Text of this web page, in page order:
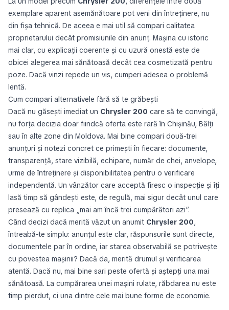
exemplare aparent asemănătoare pot veni din întreținere, nu
din fișa tehnică. De aceea e mai util să compari calitatea
proprietarului decât promisiunile din anunț. Mașina cu istoric
mai clar, cu explicații coerente și cu uzură onestă este de
obicei alegerea mai sănătoasă decât cea cosmetizată pentru
poze. Dacă vinzi repede un vis, cumperi adesea o problemă
lentă.
Cum compari alternativele fără să te grăbești
Dacă nu găsești imediat un Chrysler 200 care să te convingă,
nu forța decizia doar fiindcă oferta este rară în Chișinău, Bălți
sau în alte zone din Moldova. Mai bine compari două-trei
anunțuri și notezi concret ce primești în fiecare: documente,
transparență, stare vizibilă, echipare, număr de chei, anvelope,
urme de întreținere și disponibilitatea pentru o verificare
independentă. Un vânzător care acceptă firesc o inspecție și îți
lasă timp să gândești este, de regulă, mai sigur decât unul care
presează cu replica „mai am încă trei cumpărători azi”.
Când decizi dacă merită văzut un anumit Chrysler 200,
întreabă-te simplu: anunțul este clar, răspunsurile sunt directe,
documentele par în ordine, iar starea observabilă se potrivește
cu povestea mașinii? Dacă da, merită drumul și verificarea
atentă. Dacă nu, mai bine sari peste ofertă și aștepți una mai
sănătoasă. La cumpărarea unei mașini rulate, răbdarea nu este
timp pierdut, ci una dintre cele mai bune forme de economie.